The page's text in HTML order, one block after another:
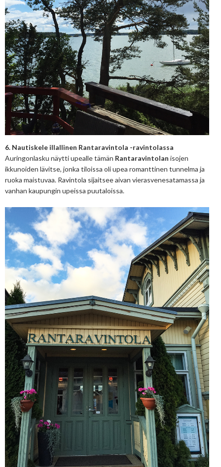
6. Nautiskele illallinen Rantaravintola -ravintolassa
Auringonlasku näytti upealle tämän Rantaravintolan isojen
ikkunoiden lävitse, jonka tiloissa oli upea romanttinen tunnelma ja
ruoka maistuvaa. Ravintola sijaitsee aivan vierasvenesatamassa ja
vanhan kaupungin upeissa puutaloissa.